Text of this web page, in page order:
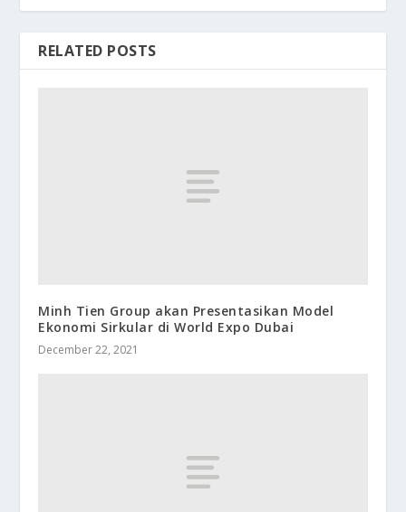
RELATED POSTS
Minh Tien Group akan Presentasikan Model
Ekonomi Sirkular di World Expo Dubai
December 22, 2021